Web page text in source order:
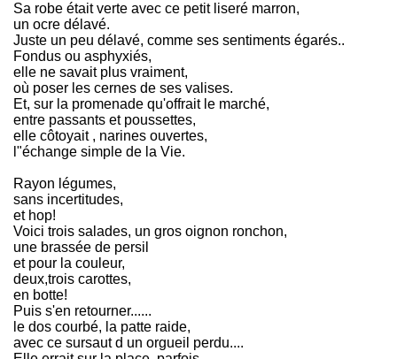
Sa robe était verte avec ce petit liseré marron,
un ocre délavé.
Juste un peu délavé, comme ses sentiments égarés..
Fondus ou asphyxiés,
elle ne savait plus vraiment,
où poser les cernes de ses valises.
Et, sur la promenade qu'offrait le marché,
entre passants et poussettes,
elle côtoyait , narines ouvertes,
l"échange simple de la Vie.
Rayon légumes,
sans incertitudes,
et hop!
Voici trois salades, un gros oignon ronchon,
une brassée de persil
et pour la couleur,
deux,trois carottes,
en botte!
Puis s'en retourner......
le dos courbé, la patte raide,
avec ce sursaut d un orgueil perdu....